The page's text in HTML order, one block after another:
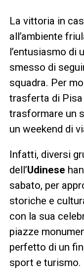
La vittoria in
all’ambiente
l’entusiasmo di
smesso di
squadra. Per
trasferta di Pisa
trasformare un
un weekend di
Infatti, diversi
dell’Udinese
sabato, per
storiche e
con la sua
piazze
perfetto di un
sport e turismo.